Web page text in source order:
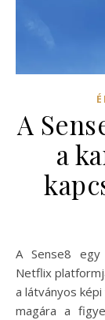
A
a
A Sense8 egy különleges televíziós sorozat, amely a
Netflix
a látványos
magára a